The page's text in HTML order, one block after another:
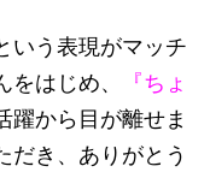
いう表現がマッチ
はじめ、
『ちょ
躍から目が離せま
だき、ありがとう